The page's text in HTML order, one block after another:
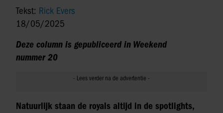
Tekst: Rick Evers
18/05/2025
Deze column is gepubliceerd in Weekend
nummer 20
Natuurlijk staan de royals altijd in de spotlights,